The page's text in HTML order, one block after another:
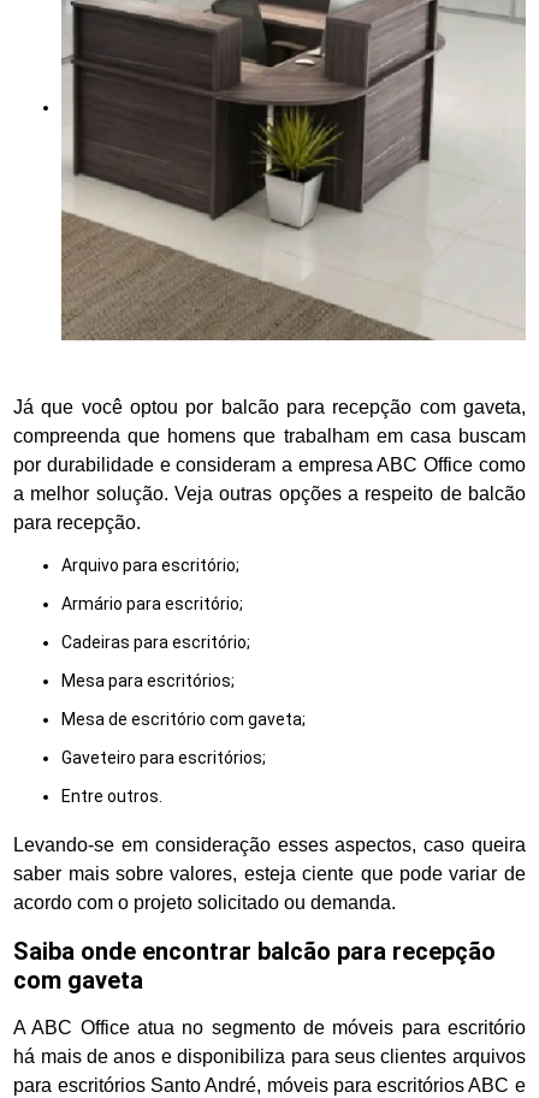
Já que você optou por balcão para recepção com gaveta,
compreenda que homens que trabalham em casa buscam
por durabilidade e consideram a empresa ABC Office como
a melhor solução. Veja outras opções a respeito de balcão
para recepção.
arquivo para escritório;
armário para escritório;
cadeiras para escritório;
mesa para escritórios;
mesa de escritório com gaveta;
gaveteiro para escritórios;
entre outros.
Levando-se em consideração esses aspectos, caso queira
saber mais sobre valores, esteja ciente que pode variar de
acordo com o projeto solicitado ou demanda.
Saiba onde encontrar balcão para recepção
com gaveta
A ABC Office atua no segmento de móveis para escritório
há mais de anos e disponibiliza para seus clientes arquivos
para escritórios Santo André, móveis para escritórios ABC e